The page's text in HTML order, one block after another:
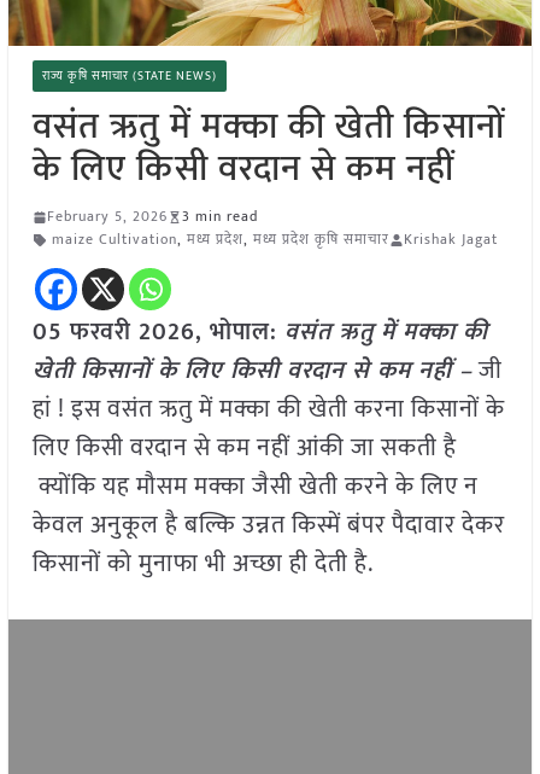
राज्य कृषि समाचार (STATE NEWS)
वसंत ऋतु में मक्का की खेती किसानों
के लिए किसी वरदान से कम नहीं
February 5, 2026
3 min read
maize Cultivation, मध्य प्रदेश, मध्य प्रदेश कृषि समाचार Krishak Jagat
05 फरवरी 2026, भोपाल: वसंत ऋतु में मक्का की
खेती किसानों के लिए किसी वरदान से कम नहीं –जी
हां ! इस वसंत ऋतु में मक्का की खेती करना किसानों के
लिए किसी वरदान से कम नहीं आंकी जा सकती है
क्योंकि यह मौसम मक्का जैसी खेती करने के लिए न
केवल अनुकूल है बल्कि उन्नत किस्में बंपर पैदावार देकर
किसानों को मुनाफा भी अच्छा ही देती है.